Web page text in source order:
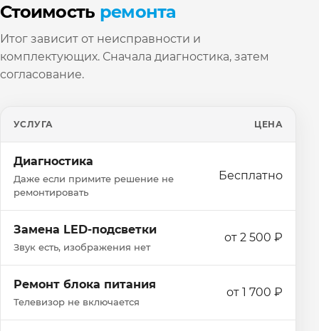
Стоимость ремонта
Итог зависит от неисправности и
комплектующих. Сначала диагностика, затем
согласование.
УСЛУГА ЦЕНА
Диагностика
Даже если примите решение не
ремонтировать
Бесплатно
Замена LED-подсветки
Звук есть, изображения нет
от 2 500 ₽
Ремонт блока питания
Телевизор не включается
от 1 700 ₽